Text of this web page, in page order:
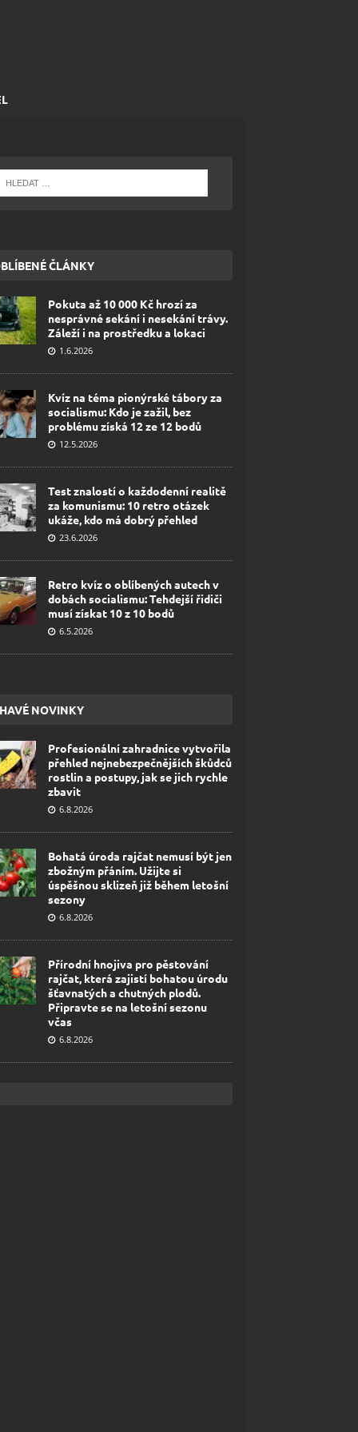
ČLÁNKY
Pokuta až 10 000 Kč hrozí za
nesprávné sekání i nesekání trávy.
Záleží i na prostředku a lokaci
1.6.2026
Kvíz na téma pionýrské tábory za
socialismu: Kdo je zažil, bez
problému získá 12 ze 12 bodů
12.5.2026
Test znalostí o každodenní realitě
za komunismu: 10 retro otázek
ukáže, kdo má dobrý přehled
23.6.2026
Retro kvíz o oblíbených autech v
dobách socialismu: Tehdejší řidiči
musí získat 10 z 10 bodů
6.5.2026
NOVINKY
Profesionální zahradnice vytvořila
přehled nejnebezpečnějších škůdců
rostlin a postupy, jak se jich rychle
zbavit
6.8.2026
Bohatá úroda rajčat nemusí být jen
zbožným přáním. Užijte si
úspěšnou sklizeň již během letošní
sezony
6.8.2026
Přírodní hnojiva pro pěstování
rajčat, která zajistí bohatou úrodu
šťavnatých a chutných plodů.
Připravte se na letošní sezonu
včas
6.8.2026